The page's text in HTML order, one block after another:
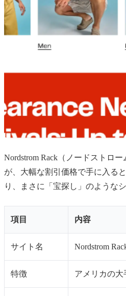
Nordstrom Rack（ノードストロ
が、大幅な割引価格で手に入る
り、まさに「宝探し」のような
項目 内容
サイト名 Nordstrom
特徴 アメリカの大